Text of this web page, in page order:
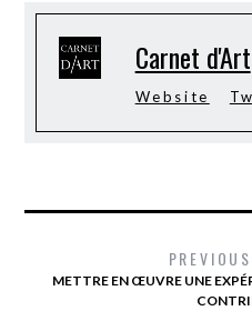
Carnet d'Art
Website
METTRE EN ŒUVRE UNE